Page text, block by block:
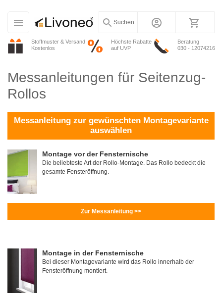
Stoffmuster & Versand
Kostenlos
Höchste Rabatte
auf UVP
Beratung
030 - 12074216
Suchen
Messanleitungen für Seitenzug-
Rollos
Messanleitung zur gewünschten Montagevariante
auswählen
Montage vor der Fensternische
Die beliebteste Art der Rollo-Montage. Das Rollo bedeckt die
gesamte Fensteröffnung.
Zur Messanleitung >>
Montage in der Fensternische
Bei dieser Montagevariante wird das Rollo innerhalb der
Fensteröffnung montiert.